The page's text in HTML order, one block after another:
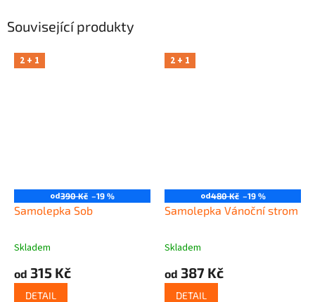
Související produkty
2 + 1
od390 Kč –19 %
Samolepka Sob
Skladem
od 315 Kč
DETAIL
2 + 1
od480 Kč –19 %
Samolepka Vánoční strom
Skladem
od 387 Kč
DETAIL